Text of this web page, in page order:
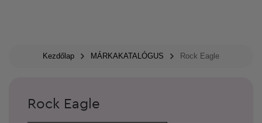
Kezdőlap MÁRKAKATALÓGUS Rock Eagle
Rock Eagle